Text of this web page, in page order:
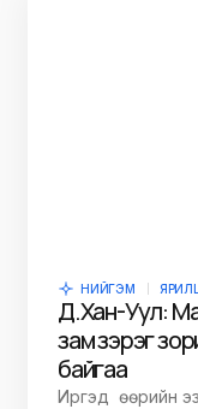
НИЙГЭМ
Д.Хан-Уул:
зам зэрэг
байгаа
Иргэд өөрийн